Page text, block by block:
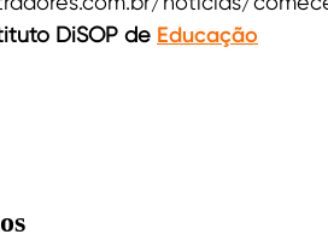
DiSOP de Educação